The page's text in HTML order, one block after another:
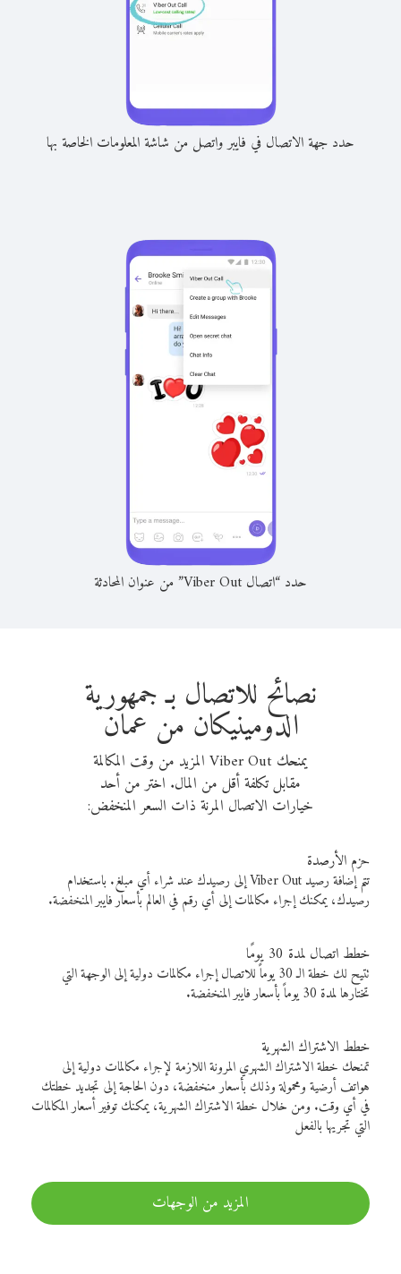
حدد جهة الاتصال في فايبر واتصل من شاشة المعلومات الخاصة بها
حدد “اتصال Viber Out” من عنوان المحادثة
نصائح للاتصال بـ جمهورية
الدومينيكان من عمان
يمنحك Viber Out المزيد من وقت المكالمة
مقابل تكلفة أقل من المال. اختر من أحد
خيارات الاتصال المرنة ذات السعر المنخفض:
حزم الأرصدة
تتم إضافة رصيد Viber Out إلى رصيدك عند شراء أي مبلغ. باستخدام
رصيدك، يمكنك إجراء مكالمات إلى أي رقم في العالم بأسعار فايبر المنخفضة.
خطط اتصال لمدة 30 يومًا
تتيح لك خطة الـ 30 يوماً للاتصال إجراء مكالمات دولية إلى الوجهة التي
تختارها لمدة 30 يوماً بأسعار فايبر المنخفضة.
خطط الاشتراك الشهرية
تمنحك خطة الاشتراك الشهري المرونة اللازمة لإجراء مكالمات دولية إلى
هواتف أرضية ومحمولة وذلك بأسعار منخفضة، دون الحاجة إلى تجديد خطتك
في أي وقت. ومن خلال خطة الاشتراك الشهرية، يمكنك توفير أسعار المكالمات
التي تجريها بالفعل
المزيد من الوجهات